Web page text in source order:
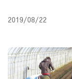
2019/08/22